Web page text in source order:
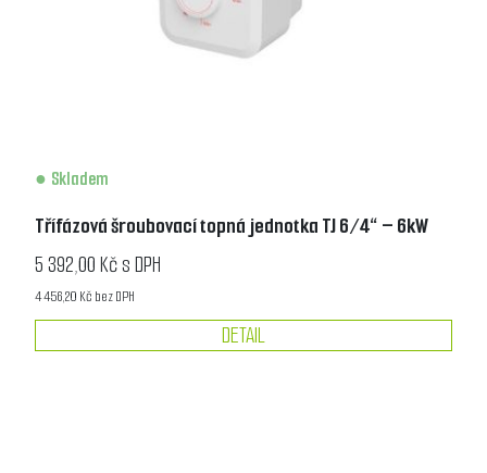
Skladem
Třífázová šroubovací topná jednotka TJ 6/4“ – 6kW
5 392,00 Kč s DPH
4 456,20 Kč bez DPH
DETAIL